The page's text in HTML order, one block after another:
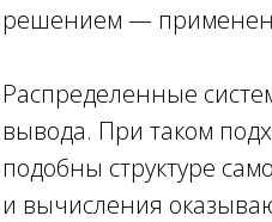
решением —
Распределенные
вывода. При таком
подобны структуре
и вычисления